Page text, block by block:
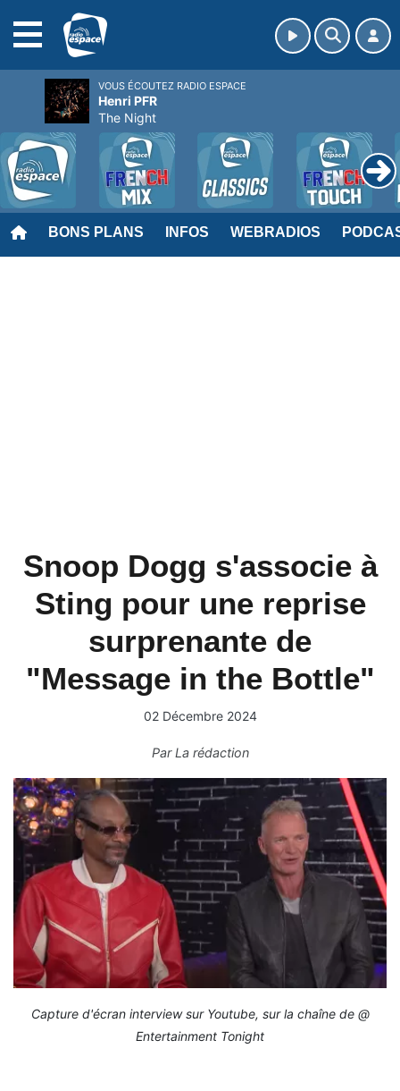
BONS PLANS INFOS WEBRADIOS
Snoop Dogg s'associe à
Sting pour une reprise
surprenante de
"Message in the Bottle"
02 Décembre 2024
ParLa rédaction
Capture d'écran interview sur Youtube, sur la chaîne de @
Entertainment Tonight
VOUS ÉCOUTEZ RADIO ESPACE
Henri PFR
The Night